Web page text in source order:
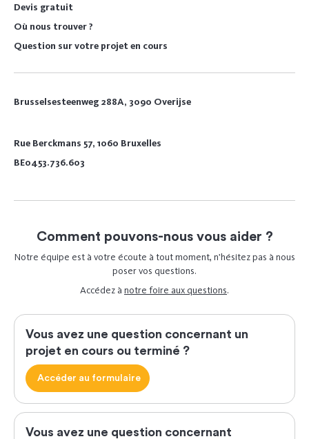
Devis gratuit
Où nous trouver ?
Question sur votre projet en cours
Brusselsesteenweg 288A, 3090 Overijse
Rue Berckmans 57, 1060 Bruxelles
BE0453.736.603
Comment pouvons-nous vous aider ?
Notre équipe est à votre écoute à tout moment, n’hésitez pas à nous
poser vos questions.
Accédez à notre foire aux questions.
Vous avez une question concernant un
projet en cours ou terminé ?
Accéder au formulaire
Vous avez une question concernant